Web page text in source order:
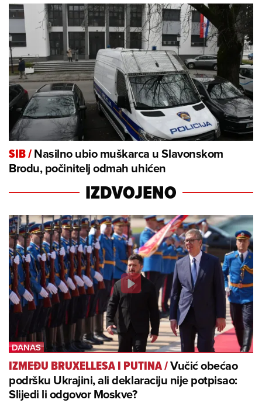
SIB/Nasilno ubio muškarca u Slavonskom
Brodu, počinitelj odmah uhićen
IZDVOJENO
IZMEĐU BRUXELLESA I PUTINA/Vučić obećao
podršku Ukrajini, ali deklaraciju nije potpisao:
Slijedi li odgovor Moskve?